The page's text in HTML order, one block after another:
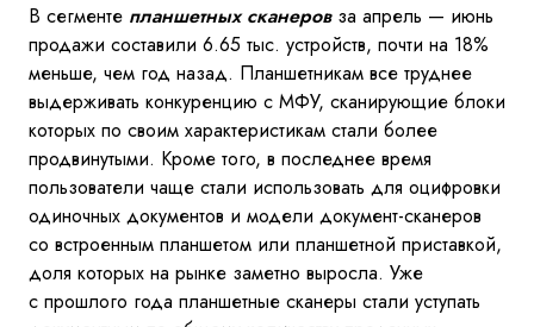
В сегменте планшетных сканеровза апрель — июнь
продажи составили 6.65 тыс. устройств, почти на 18%
меньше, чем год назад. Планшетникам все труднее
выдерживать конкуренцию с МФУ, сканирующие блоки
которых по своим характеристикам стали более
продвинутыми. Кроме того, в последнее время
пользователи чаще стали использовать для оцифровки
одиночных документов и модели документ-сканеров
со встроенным планшетом или планшетной приставкой,
доля которых на рынке заметно выросла. Уже
с прошлого года планшетные сканеры стали уступать